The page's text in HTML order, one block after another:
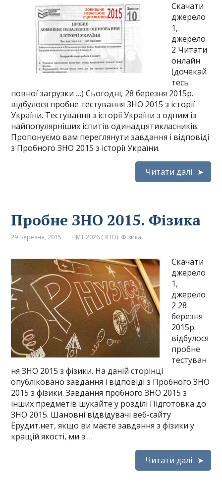
Скачати
джерело
1,
джерело
2 Читати
онлайн
(дочекай
тесь
повної загрузки …) Сьогодні, 28 березня 2015р.
відбулося пробне тестування ЗНО 2015 з історії
України. Тестування з історії України з одним із
найпопулярніших іспитів одинадцятикласників.
Пропонуємо вам переглянути завдання і відповіді
з Пробного ЗНО 2015 з історії України.
Читати далі
Пробне ЗНО 2015. Фізика
29 Березня, 2015 НМТ 2026 (ЗНО). Фізика
Скачати
джерело
1,
джерело
2 28
березня
2015р.
відбулося
пробне
тестуван
ня ЗНО 2015 з фізики. На даній сторінці
опубліковано завдання і відповіді з Пробного ЗНО
2015 з фізики. Завдання пробного ЗНО 2015 з
інших предметів шукайте у розділі Підготовка до
ЗНО 2015. Шановні відвідувачі веб-сайту
Ерудит.нет, якщо ви маєте завдання з фізики у
кращій якості, ми з …
Читати далі